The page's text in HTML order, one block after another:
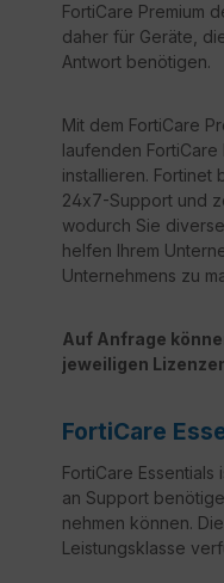
FortiCare Premium
daher für Geräte,
Antwort benötigen.
Mit dem FortiCare
laufenden
installieren. Fortinet
24x7-Support und
wodurch Sie
helfen Ihrem
Unternehmens zu
Auf Anfrage
jeweiligen
FortiCare
FortiCare
an Support
nehmen können.
Leistungsklasse